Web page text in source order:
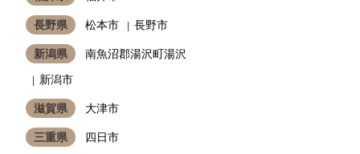
長野県 松本市 長野市
新潟県
南魚沼郡湯沢町湯沢
新潟市
滋賀県 大津市
三重県 四日市